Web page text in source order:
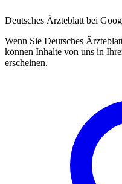
Deutsches Ärzteblatt bei
Wenn Sie Deutsches
können Inhalte von uns in
erscheinen.